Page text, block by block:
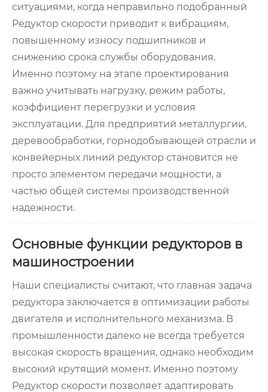
ситуациями, когда неправильно подобранный
Редуктор скорости приводит к вибрациям,
повышенному износу подшипников и
снижению срока службы оборудования.
Именно поэтому на этапе проектирования
важно учитывать нагрузку, режим работы,
коэффициент перегрузки и условия
эксплуатации. Для предприятий металлургии,
деревообработки, горнодобывающей отрасли и
конвейерных линий редуктор становится не
просто элементом передачи мощности, а
частью общей системы производственной
надежности.
Основные функции редукторов в
машиностроении
Наши специалисты считают, что главная задача
редуктора заключается в оптимизации работы
двигателя и исполнительного механизма. В
промышленности далеко не всегда требуется
высокая скорость вращения, однако необходим
высокий крутящий момент. Именно поэтому
Редуктор скорости позволяет адаптировать